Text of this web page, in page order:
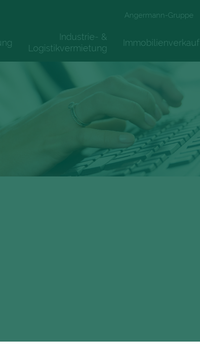
Angermann-Gruppe
Industrie- &
Logistikvermietung
Immobilienverkauf